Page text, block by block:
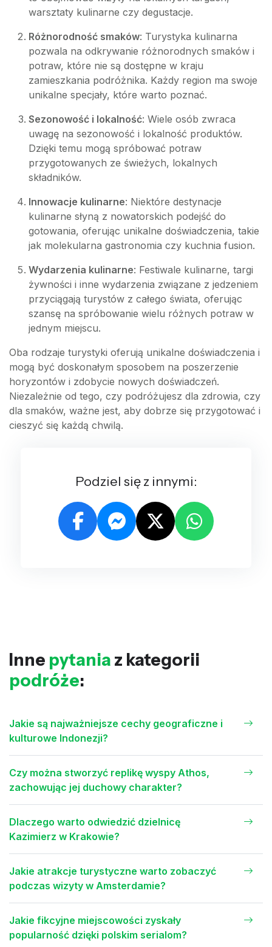
warsztaty kulinarne czy degustacje.
Różnorodność smaków: Turystyka kulinarna
pozwala na odkrywanie różnorodnych smaków i
potraw, które nie są dostępne w kraju
zamieszkania podróżnika. Każdy region ma swoje
unikalne specjały, które warto poznać.
Sezonowość i lokalność: Wiele osób zwraca
uwagę na sezonowość i lokalność produktów.
Dzięki temu mogą spróbować potraw
przygotowanych ze świeżych, lokalnych
składników.
Innowacje kulinarne: Niektóre destynacje
kulinarne słyną z nowatorskich podejść do
gotowania, oferując unikalne doświadczenia, takie
jak molekularna gastronomia czy kuchnia fusion.
Wydarzenia kulinarne: Festiwale kulinarne, targi
żywności i inne wydarzenia związane z jedzeniem
przyciągają turystów z całego świata, oferując
szansę na spróbowanie wielu różnych potraw w
jednym miejscu.
Oba rodzaje turystyki oferują unikalne doświadczenia i
mogą być doskonałym sposobem na poszerzenie
horyzontów i zdobycie nowych doświadczeń.
Niezależnie od tego, czy podróżujesz dla zdrowia, czy
dla smaków, ważne jest, aby dobrze się przygotować i
cieszyć się każdą chwilą.
Podziel się z innymi:
Inne pytania z kategorii
podróże:
Jakie są najważniejsze cechy geograficzne i
kulturowe Indonezji?
Czy można stworzyć replikę wyspy Athos,
zachowując jej duchowy charakter?
Dlaczego warto odwiedzić dzielnicę
Kazimierz w Krakowie?
Jakie atrakcje turystyczne warto zobaczyć
podczas wizyty w Amsterdamie?
Jakie fikcyjne miejscowości zyskały
popularność dzięki polskim serialom?